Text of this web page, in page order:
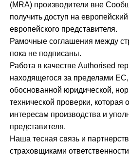
(MRA) производители вне
получить доступ на
европейского представителя.
Рамочные соглашения между
пока не подписаны.
Работа в качестве Authorised
находящегося за пределами ЕС,
обоснованной юридической,
технической проверки, которая
интересам производства и
представителя.
Наша тесная связь и
страховщиками